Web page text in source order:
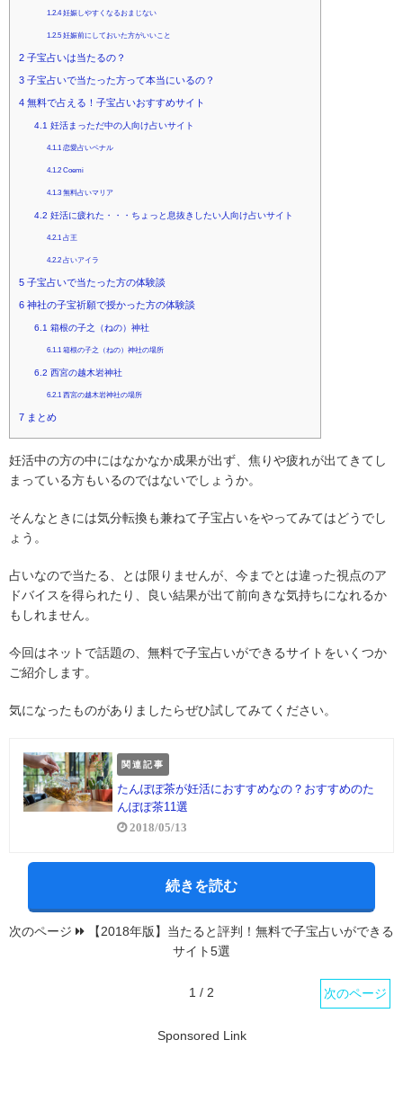
1.2.4妊娠しやすくなるおまじない
1.2.5 妊娠前にしておいた方がいいこと
2 子宝占いは当たるの？
3 子宝占いで当たった方って本当にいるの？
4 無料で占える！子宝占いおすすめサイト
4.1 妊活まっただ中の人向け占いサイト
4.1.1 恋愛占いペナル
4.1.2 Coemi
4.1.3 無料占いマリア
4.2 妊活に疲れた・・・ちょっと息抜きしたい人向け占いサイト
4.2.1 占王
4.2.2 占いアイラ
5 子宝占いで当たった方の体験談
6 神社の子宝祈願で授かった方の体験談
6.1 箱根の子之（ねの）神社
6.1.1 箱根の子之（ねの）神社の場所
6.2 西宮の越木岩神社
6.2.1 西宮の越木岩神社の場所
7 まとめ
妊活中の方の中にはなかなか成果が出ず、焦りや疲れが出てきてし
まっている方もいるのではないでしょうか。
そんなときには気分転換も兼ねて子宝占いをやってみてはどうでし
ょう。
占いなので当たる、とは限りませんが、今までとは違った視点のア
ドバイスを得られたり、良い結果が出て前向きな気持ちになれるか
もしれません。
今回はネットで話題の、無料で子宝占いができるサイトをいくつか
ご紹介します。
気になったものがありましたらぜひ試してみてください。
関連記事
たんぽぽ茶が妊活におすすめなの？おすすめのた
んぽぽ茶11選
2018/05/13
続きを読む
次のページ
【2018年版】当たると評判！無料で子宝占いができる
サイト5選
1 / 2 次のページ
Sponsored Link